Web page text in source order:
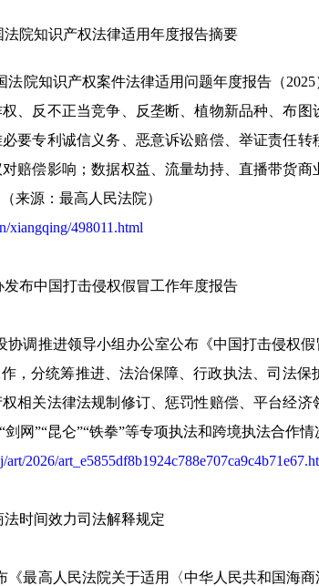
法院知识产权法律适用年度报告摘要
法院知识产权案件法律适用问题年度报告（
、反不正当竞争、反垄断、植物新品种、布
要专利诚信义务、恶意诉讼赔偿、举证责任
赔偿影响；数据权益、流量劫持、直播带货
来源：最高人民法院）
xiangqing/498011.html
布中国打击侵权假冒工作年度报告
协调推进领导小组办公室公布《中国打击侵权
，分统筹推进、法治保障、行政执法、司法
相关法律法规制修订、惩罚性赔偿、平台经
网”“昆仑”“铁拳”等专项执法和跨境执法合作
2026/
时间效力司法解释规定
《最高人民法院关于适用〈中华人民共和国海